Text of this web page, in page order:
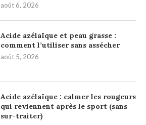
août 6, 2026
Acide azélaïque et peau grasse :
comment l’utiliser sans assécher
août 5, 2026
Acide azélaïque : calmer les rougeurs
qui reviennent après le sport (sans
sur-traiter)